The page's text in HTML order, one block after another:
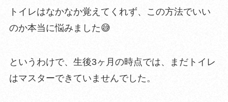
トイレはなかなか覚えてくれず、この方法でいい
のか本当に悩みました😅
というわけで、 生後3ヶ月の時点では、まだトイレ
はマスターできていませんでした。